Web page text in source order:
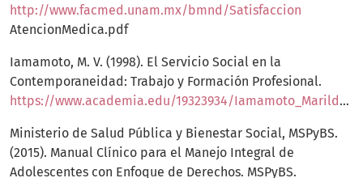
http://www.facmed.unam.mx/bmnd/Satisfaccion
AtencionMedica.pdf
Iamamoto, M. V. (1998). El Servicio Social en la
Contemporaneidad: Trabajo y Formación Profesional.
https://www.academia.edu/19323934/Iamamoto_Marilda_El_Servicio_Social_en_la_Contemporaneidad
Ministerio de Salud Pública y Bienestar Social, MSPyBS.
(2015). Manual Clínico para el Manejo Integral de
Adolescentes con Enfoque de Derechos. MSPyBS.